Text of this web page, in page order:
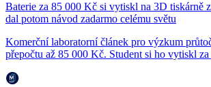
Baterie za 85 000 Kč si vytiskl na 3D tiskárně
dal potom návod zadarmo celému světu
Komerční laboratorní článek pro výzkum
přepočtu až 85 000 Kč. Student si ho vytiskl za